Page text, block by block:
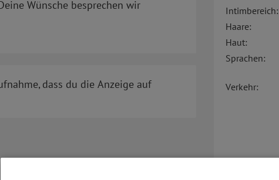
Wünsche besprechen wir
dass du die Anzeige auf
Intimbereich:
Haare:
Haut:
Sprachen:
Verkehr: